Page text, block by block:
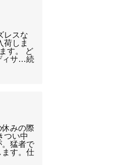
レスな
荷しま
す。 ど
ィサ…続
休みの際
つい中
。猛者で
ます。仕